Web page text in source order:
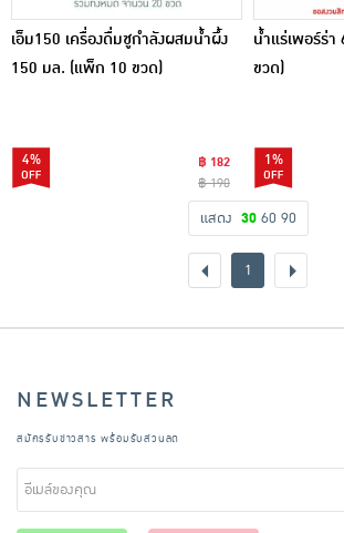
เอ็ม150 เครื่องดื่มชูกำลังผสมน้ำผึ้ง
150 มล. (แพ็ก 10 ขวด)
4%
฿ 182
฿ 190
น้ำแร่เพอร์ร่
ขวด)
1%
แสดง 30 60 90
1
NEWSLETTER
สมัครรับข่าวสาร พร้อมรับส่วนลด